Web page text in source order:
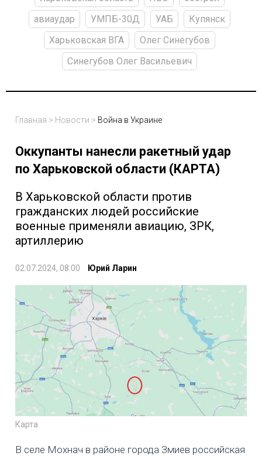
авиаудар
УМПБ-30Д УАБ
Купянск
Харьковская ВГА
Олег Синегубов
Синегубов Олег Васильевич
Главная > Новости > Война в Украине
Оккупанты нанесли ракетный удар
по Харьковской области (КАРТА)
В Харьковской области против
гражданских людей российские
военные применяли авиацию, ЗРК,
артиллерию
02.07.2024, 08:00 Юрий Ларин
Карта
В селе Мохнач в районе города Змиев российская